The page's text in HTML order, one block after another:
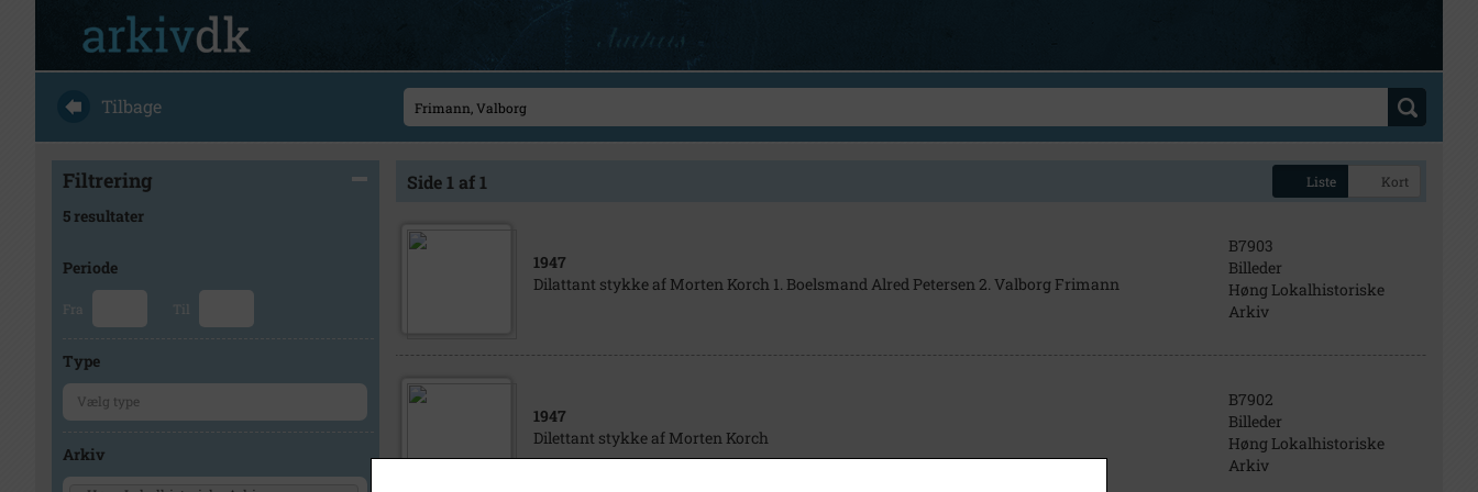
Tilbage
Filtrering
5 resultater
Periode
Fra Til
Type
Arkiv
Side 1 af 1 Liste Kort
1947
Dilattant stykke af Morten Korch 1. Boelsmand Alred Petersen 2. Valborg Frimann
B7903
Billeder
Høng Lokalhistoriske
Arkiv
1947
Dilettant stykke af Morten Korch
B7902
Billeder
Høng Lokalhistoriske
Arkiv